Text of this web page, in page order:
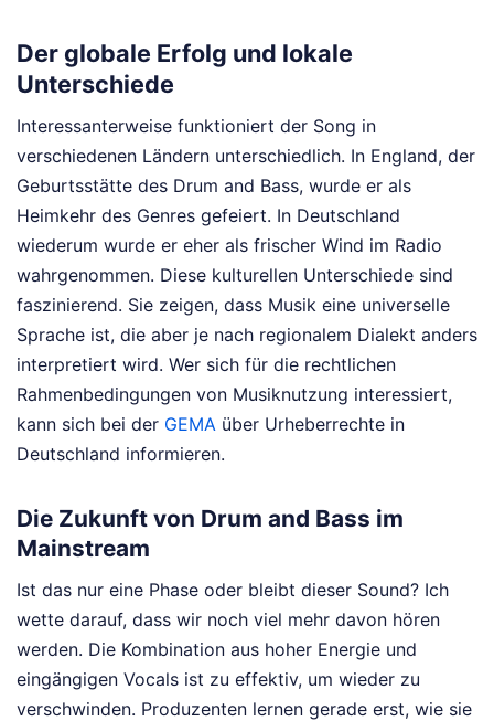
Der globale Erfolg und lokale
Unterschiede
Interessanterweise funktioniert der Song in
verschiedenen Ländern unterschiedlich. In England, der
Geburtsstätte des Drum and Bass, wurde er als
Heimkehr des Genres gefeiert. In Deutschland
wiederum wurde er eher als frischer Wind im Radio
wahrgenommen. Diese kulturellen Unterschiede sind
faszinierend. Sie zeigen, dass Musik eine universelle
Sprache ist, die aber je nach regionalem Dialekt anders
interpretiert wird. Wer sich für die rechtlichen
Rahmenbedingungen von Musiknutzung interessiert,
kann sich bei der GEMA über Urheberrechte in
Deutschland informieren.
Die Zukunft von Drum and Bass im
Mainstream
Ist das nur eine Phase oder bleibt dieser Sound? Ich
wette darauf, dass wir noch viel mehr davon hören
werden. Die Kombination aus hoher Energie und
eingängigen Vocals ist zu effektiv, um wieder zu
verschwinden. Produzenten lernen gerade erst, wie sie